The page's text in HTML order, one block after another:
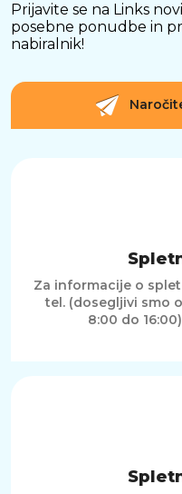
Prijavite se na Links
posebne ponudbe in
nabiralnik!
Za informacije o
tel. (dosegljivi smo
8:00 do